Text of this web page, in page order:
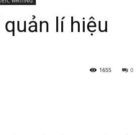
lí hiệu
0
1655